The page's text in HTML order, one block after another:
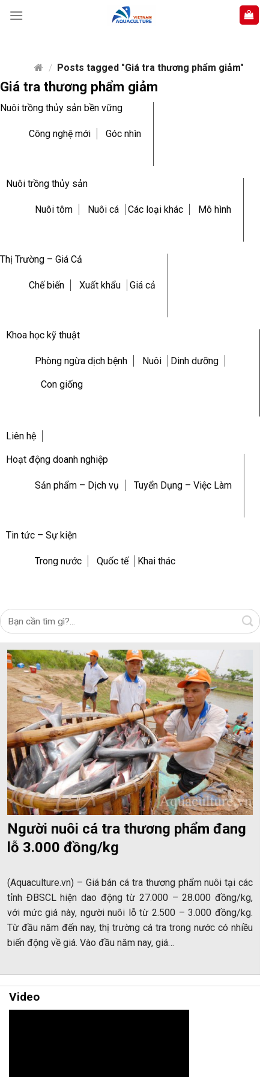
/ Posts tagged "Giá tra thương phẩm giảm"
Giá tra thương phẩm giảm
Nuôi trồng thủy sản bền vững
Công nghệ mới Góc nhìn
Nuôi trồng thủy sản
Nuôi tôm Nuôi cá Các loại khác Mô hình
Thị Trường – Giá Cả
Chế biến Xuất khẩu Giá cả
Khoa học kỹ thuật
Phòng ngừa dịch bệnh Nuôi Dinh dưỡng
Con giống
Liên hệ
Hoạt động doanh nghiệp
Sản phẩm – Dịch vụ Tuyển Dụng – Việc Làm
Tin tức – Sự kiện
Trong nước Quốc tế Khai thác
Người nuôi cá tra thương phẩm đang
lỗ 3.000 đồng/kg
(Aquaculture.vn) – Giá bán cá tra thương phẩm nuôi tại các
tỉnh ĐBSCL hiện dao động từ 27.000 – 28.000 đồng/kg,
với mức giá này, người nuôi lỗ từ 2.500 – 3.000 đồng/kg.
Từ đầu năm đến nay, thị trường cá tra trong nước có nhiều
biến động về giá. Vào đầu năm nay, giá…
Video